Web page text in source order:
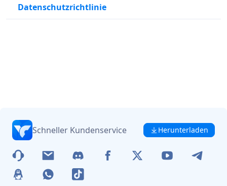
Datenschutzrichtlinie
Schneller Kundenservice Herunterladen